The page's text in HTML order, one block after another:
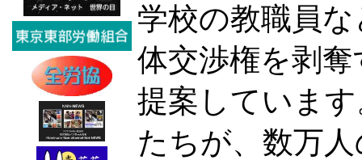
学校の教職員
体交渉権を剥
提案していま
たちが、数万